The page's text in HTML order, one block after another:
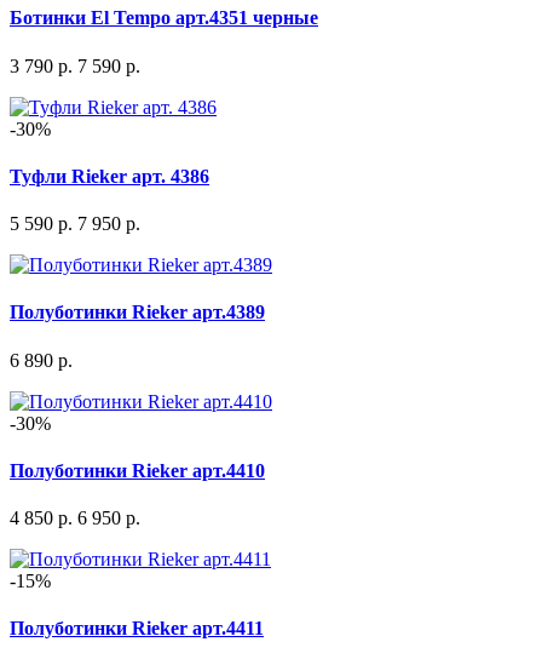
Ботинки El Tempo арт.4351 черные
3 790 р. 7 590 р.
-30%
Туфли Rieker арт. 4386
5 590 р. 7 950 р.
Полуботинки Rieker арт.4389
6 890 р.
-30%
Полуботинки Rieker арт.4410
4 850 р. 6 950 р.
-15%
Полуботинки Rieker арт.4411